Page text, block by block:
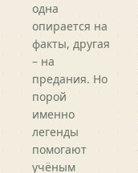
одна
опирается на
факты, другая
– на
предания. Но
порой
именно
легенды
помогают
учёным